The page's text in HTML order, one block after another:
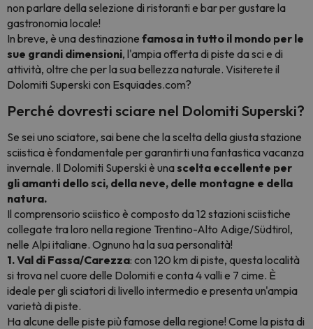
non parlare della selezione di ristoranti e bar per gustare la
gastronomia locale!
In breve, è una destinazione famosa in tutto il mondo per le
sue grandi dimensioni, l'ampia offerta di piste da sci e di
attività, oltre che per la sua bellezza naturale. Visiterete il
Dolomiti Superski con Esquiades.com?
Perché dovresti sciare nel Dolomiti Superski?
Se sei uno sciatore, sai bene che la scelta della giusta stazione
sciistica è fondamentale per garantirti una fantastica vacanza
invernale. Il Dolomiti Superski è unascelta eccellente per
gli amanti dello sci, della neve, delle montagne e della
natura.
Il comprensorio sciistico è composto da 12 stazioni sciistiche
collegate tra loro nella regione Trentino-Alto Adige/Südtirol,
nelle Alpi italiane. Ognuno ha la sua personalità!
1. Val di Fassa/Carezza: con 120 km di piste, questa località
si trova nel cuore delle Dolomiti e conta 4 valli e 7 cime. È
ideale per gli sciatori di livello intermedio e presenta un'ampia
varietà di piste.
Ha alcune delle piste più famose della regione! Come la pista di